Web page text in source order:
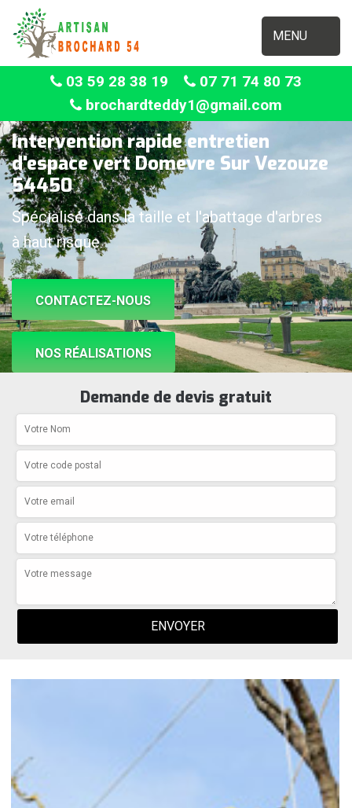
MENU
03 59 28 38 19
07 71 74 80 73
brochardteddy1@gmail.com
Intervention rapide entretien
d'espace vert Domevre Sur Vezouze
54450
Spécialisé dans la taille et l'abattage d'arbres
à haut risque
CONTACTEZ-NOUS
NOS RÉALISATIONS
Demande de devis gratuit